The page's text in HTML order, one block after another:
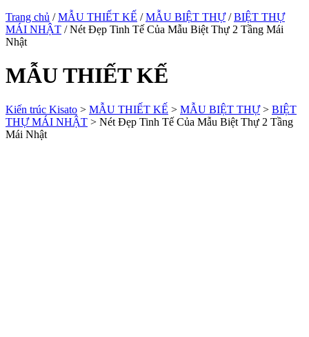
Trang chủ /MẪU THIẾT KẾ /MẪU BIỆT THỰ/BIỆT THỰ
MÁI NHẬT / Nét Đẹp Tinh Tế Của Mẫu Biệt Thự 2 Tầng Mái
Nhật
MẪU THIẾT KẾ
Kiến trúc Kisato > MẪU THIẾT KẾ > MẪU BIỆT THỰ> BIỆT
THỰ MÁI NHẬT > Nét Đẹp Tinh Tế Của Mẫu Biệt Thự 2 Tầng
Mái Nhật